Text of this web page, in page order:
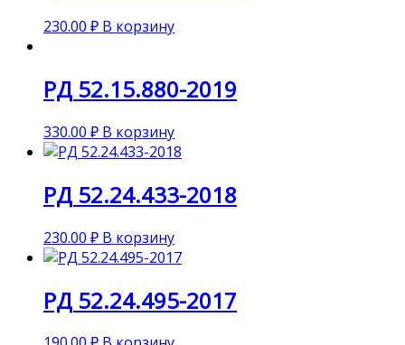
230.00 ₽ В корзину
РД 52.15.880-2019
330.00 ₽ В корзину
РД 52.24.433-2018
230.00 ₽ В корзину
РД 52.24.495-2017